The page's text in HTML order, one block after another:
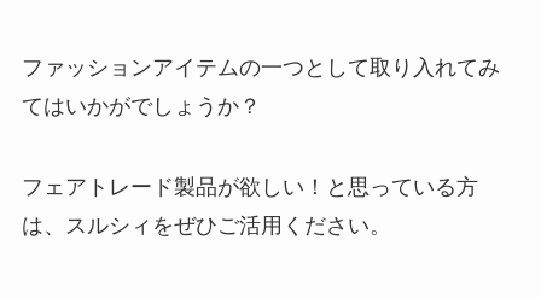
ファッションアイテムの一つとして取り入れてみ
てはいかがでしょうか？
フェアトレード製品が欲しい！と思っている方
は、スルシィをぜひご活用ください。